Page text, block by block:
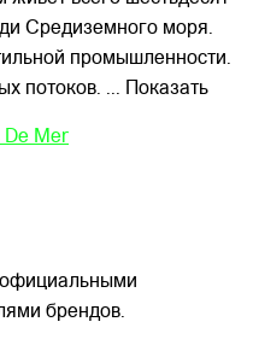
Средиземного моря.
промышленности.
потоков. ... Показать
De Mer
официальными
брендов.